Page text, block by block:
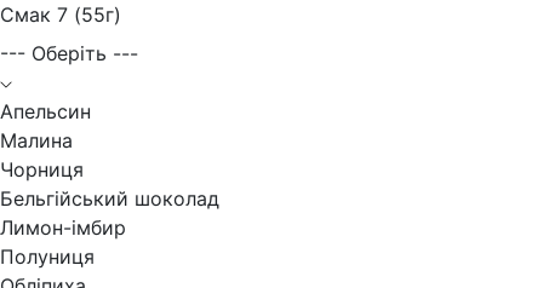
Смак 7 (55г)
--- Оберіть ---
Апельсин
Малина
Чорниця
Бельгійський шоколад
Лимон-імбир
Полуниця